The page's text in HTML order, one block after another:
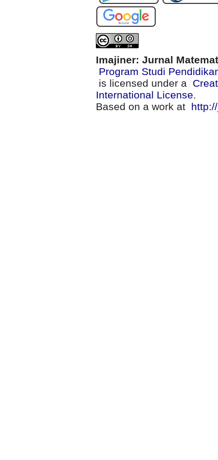
Imajiner: Jurnal
Program Studi
is licensed under a
International License.
Based on a work at